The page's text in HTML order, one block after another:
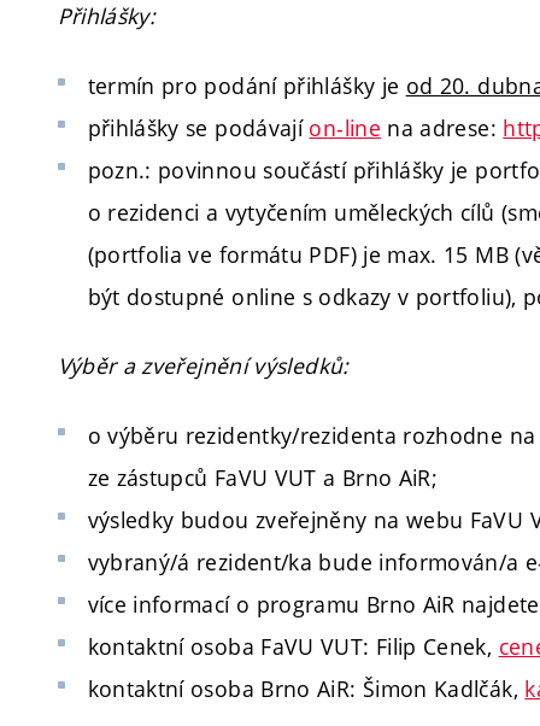
Přihlášky:
termín pro podání přihlášky je od 20.
přihlášky se podávají on-line na adrese:
pozn.: povinnou součástí přihlášky je
o rezidenci a vytyčením uměleckých cílů
(portfolia ve formátu PDF) je max. 15 MB
být dostupné online s odkazy v portfoliu),
Výběr a zveřejnění výsledků:
o výběru rezidentky/rezidenta rozhodne
ze zástupců FaVU VUT a Brno AiR;
výsledky budou zveřejněny na webu FaVU
vybraný/á rezident/ka bude informován/a
více informací o programu Brno AiR
kontaktní osoba FaVU VUT: Filip Cenek,
kontaktní osoba Brno AiR: Šimon Kadlčák,